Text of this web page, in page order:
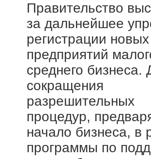
Правительство
за дальнейшее
регистрации новых
предприятий
среднего бизнеса.
сокращения
разрешительных
процедур,
начало бизнеса, в
программы по